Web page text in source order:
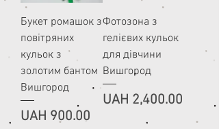
Букет ромашок з
повітряних
кульок з
золотим бантом
Вишгород
Price
UAH 900.00
Фотозона з
гелієвих кульок
для дівчини
Вишгород
Price
UAH 2,400.00